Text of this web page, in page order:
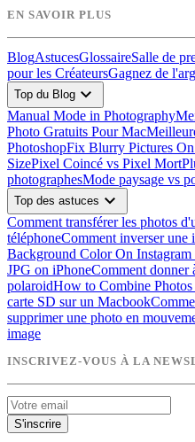
EN SAVOIR PLUS
BlogAstucesGlossaireSalle de
pour les CréateursGagnez de
Top du Blog expand_more
Manual Mode in Photography
Photo Gratuits Pour Mac
PhotoshopFix Blurry Pictures
SizePixel Coincé vs Pixel Mort
photographesMode paysage vs
Top des astuces expand_more
Comment transférer les photos
téléphoneComment inverser une
Background Color On Instagram
JPG on iPhoneComment donner
polaroidHow to Combine
carte SD sur un Macbook
supprimer une photo en
image
INSCRIVEZ-VOUS À LA
S'inscrire